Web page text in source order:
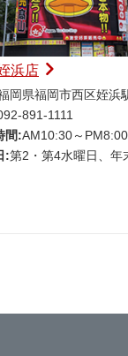
浜店
岡県福岡市西区姪浜
891-1111
間:AM10:30～PM8:00
:第2・第4水曜日、年